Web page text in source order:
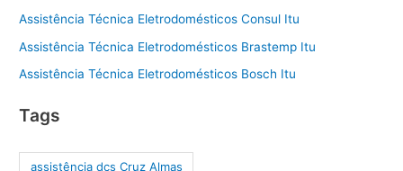
Assistência Técnica Eletrodomésticos Consul Itu
Assistência Técnica Eletrodomésticos Brastemp Itu
Assistência Técnica Eletrodomésticos Bosch Itu
Tags
assistência dcs Cruz Almas